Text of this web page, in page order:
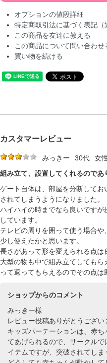
オプションの値段詳細
特定商取引法に基づく表記（
この商品を友達に教える
この商品について問い合わせ
買い物を続ける
カスタマーレビュー
みっきー 30代 女
組み立て、設置してくれるのであ
ゲート自体は、部屋を分断して
されてしまうようになりました。
ハイハイの時までなら良いです
しています。
テレビの周りを囲って使う場合
少し使えたかと思います。
長さがあって形を変えられる点は
大型の物も中で組み立てしても
って返ってもらえるのでその点は
ショップからのコメント
みっきー様
レビュー投稿ありがとうござい
キッズパーテーションは、赤
てあげられるので、サークル
イテムですが、突破されてしま